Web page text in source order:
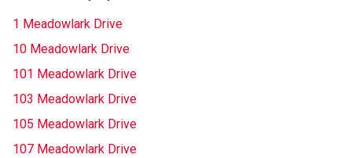
1 Meadowlark Drive
10 Meadowlark Drive
101 Meadowlark Drive
103 Meadowlark Drive
105 Meadowlark Drive
107 Meadowlark Drive